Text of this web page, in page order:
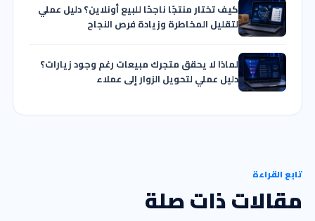
كيف تختار منتجًا ناجحًا للبيع أونلاين؟ دليل عملي
لتقليل المخاطرة وزيادة فرص النجاح
لماذا لا يحقق متجرك مبيعات رغم وجود زيارات؟
دليل عملي لتحويل الزوار إلى عملاء
تابع القراءة
مقالات ذات صلة